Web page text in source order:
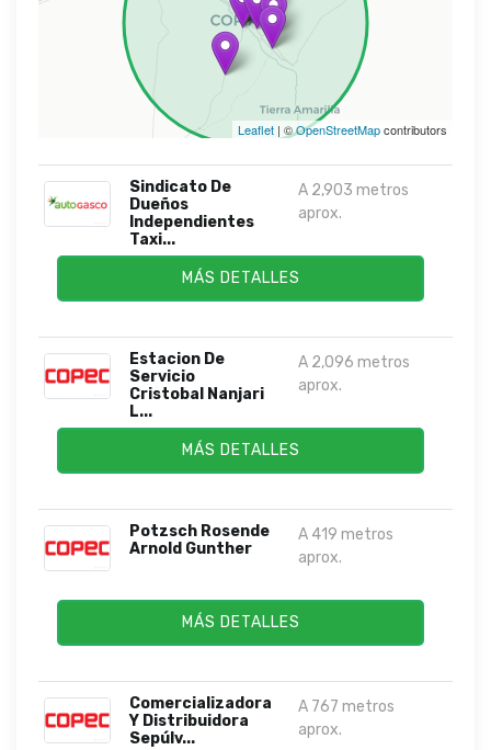
Leaflet | ©OpenStreetMapcontributors
Sindicato De
Dueños
Independientes
Taxi...
A 2,903 metros
aprox.
MÁS DETALLES
Estacion De
Servicio
Cristobal Nanjari
L...
A 2,096 metros
aprox.
MÁS DETALLES
Potzsch Rosende
Arnold Gunther
A 419 metros
aprox.
MÁS DETALLES
Comercializadora
Y Distribuidora
Sepúlv...
A 767 metros
aprox.